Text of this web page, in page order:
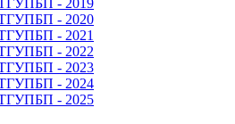
- 2019
- 2020
- 2021
- 2022
- 2023
- 2024
- 2025